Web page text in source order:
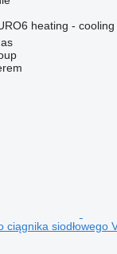
heating -
ciągnika siodłowego